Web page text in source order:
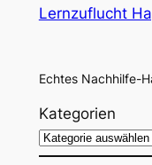
Lernzuflucht
Echtes Nachhilfe-
Kategorien